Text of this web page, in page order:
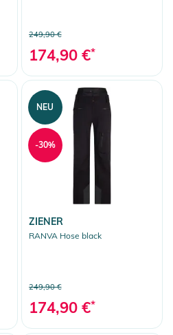
249,90 €
174,90 €*
ZIENER
RANVA Hose black
249,90 €
174,90 €*
NEU
-30%